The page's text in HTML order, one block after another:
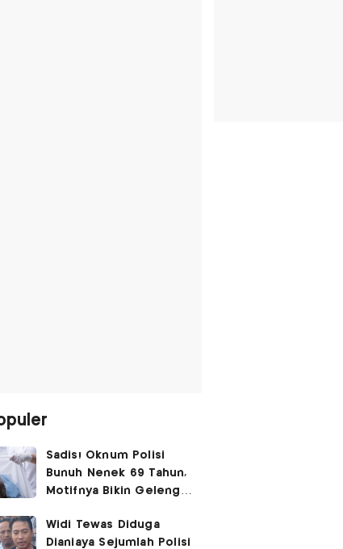
Sadis! Oknum Polisi
Bunuh Nenek 69 Tahun,
Motifnya Bikin Geleng
Widi Tewas Diduga
Dianiaya Sejumlah Polisi